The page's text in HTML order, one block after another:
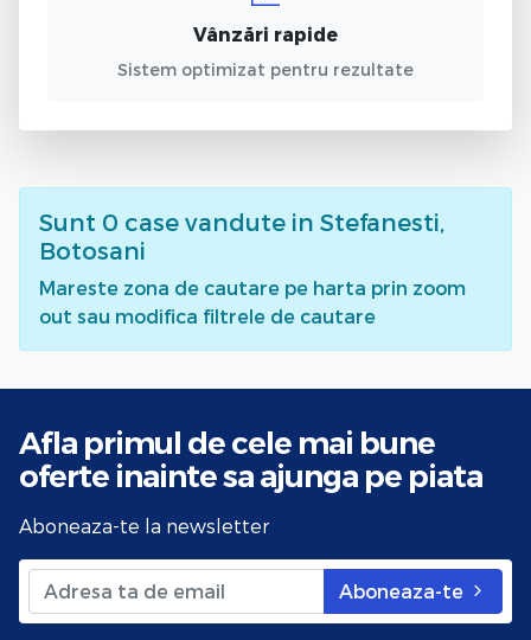
Vânzări rapide
Sistem optimizat pentru rezultate
Sunt 0 case vandute in Stefanesti,
Botosani
Mareste zona de cautare pe harta prin zoom
out sau modifica filtrele de cautare
Afla primul de cele mai bune
oferte inainte sa ajunga pe piata
Aboneaza-te la newsletter
Aboneaza-te